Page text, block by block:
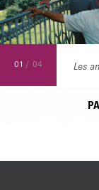
01 / 04 Les